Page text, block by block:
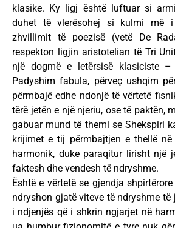
klasike. Ky ligj është luftuar si
duhet të vlerësohej si kulmi më
zhvillimit të poezisë (vetë De
respekton ligjin aristotelian të Tri
një dogmë e letërsisë klasiciste
Padyshim fabula, përveç ushqim
përmbajë edhe ndonjë të vërtetë
tërë jetën e një njeriu, ose të paktën,
gabuar mund të themi se Shekspiri
krijimet e tij përmbajtjen e thellë
harmonik, duke paraqitur lirisht një
faktesh dhe vendesh të ndryshme.
Është e vërtetë se gjendja
ndryshon gjatë viteve të ndryshme
i ndjenjës që i shkrin ngjarjet në